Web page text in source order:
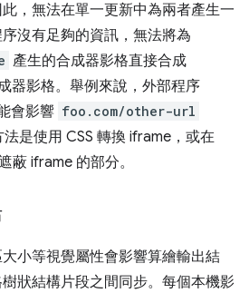
，無法在單一更新中為兩者產生一
沒有足夠的資訊，無法將為
產生的合成器影格直接合成
器影格。舉例來說，外部程序
會影響 foo.com/other-url
是使用 CSS 轉換 iframe，或在
蔽 iframe 的部分。
小等視覺屬性會影響算繪輸出結
狀結構片段之間同步。每個本機影